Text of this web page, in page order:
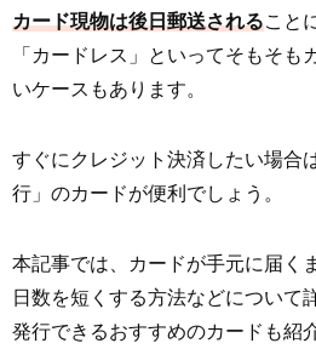
カード現物は後日郵送されること
「カードレス」といってそもそも
いケースもあります。
すぐにクレジット決済したい場合
行」のカードが便利でしょう。
本記事では、カードが手元に届く
日数を短くする方法などについて
発行できるおすすめのカードも紹